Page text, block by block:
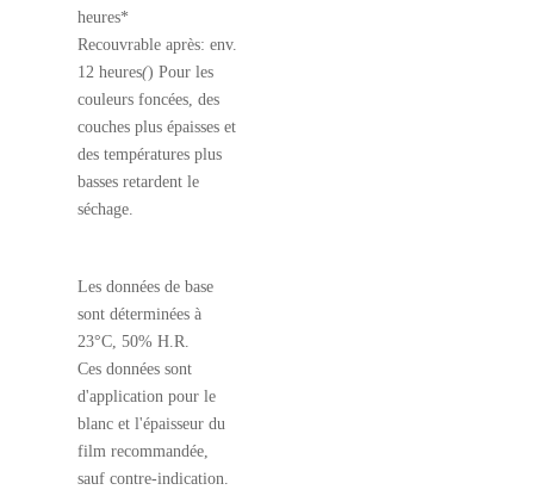
heures*
Recouvrable après: env.
12 heures() Pour les
couleurs foncées, des
couches plus épaisses et
des températures plus
basses retardent le
séchage.
Les données de base
sont déterminées à
23°C, 50% H.R.
Ces données sont
d'application pour le
blanc et l'épaisseur du
film recommandée,
sauf contre-indication.